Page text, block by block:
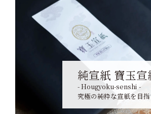
純宣紙 寶玉宣
- Hougyoku-senshi -
究極の純粋な宣紙を目